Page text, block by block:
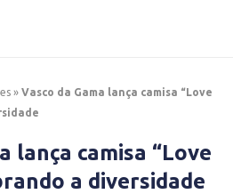
» Vasco da Gama lança camisa “Love
lança camisa “Love
a diversidade